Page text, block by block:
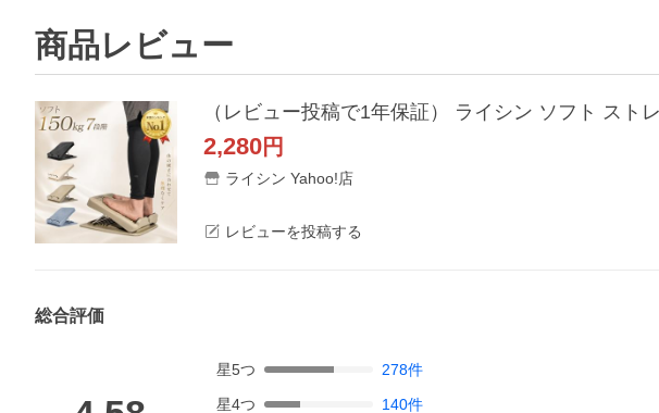
商品レビュー
（レビュー投稿で1年保証） ライシン ソフト ス
2,280円
ライシン Yahoo!店
レビューを投稿する
総合評価
星5つ 278件
星4つ 140件